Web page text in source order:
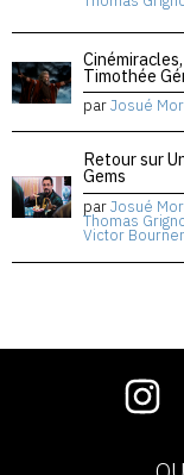
Timothée
parJosué
Retour sur
Gems
parJosué
Thomas
Victor